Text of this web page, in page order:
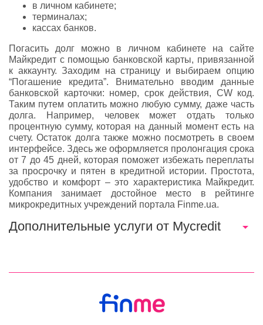
в личном кабинете;
терминалах;
кассах банков.
Погасить долг можно в личном кабинете на сайте
Майкредит с помощью банковской карты, привязанной
к аккаунту. Заходим на страницу и выбираем опцию
“Погашение кредита”. Внимательно вводим данные
банковской карточки: номер, срок действия, CW код.
Таким путем оплатить можно любую сумму, даже часть
долга. Например, человек может отдать только
процентную сумму, которая на данный момент есть на
счету. Остаток долга также можно посмотреть в своем
интерфейсе. Здесь же оформляется пролонгация срока
от 7 до 45 дней, которая поможет избежать переплаты
за просрочку и пятен в кредитной истории. Простота,
удобство и комфорт – это характеристика Майкредит.
Компания занимает достойное место в рейтинге
микрокредитных учреждений портала Finme.ua.
Дополнительные услуги от Mycredit